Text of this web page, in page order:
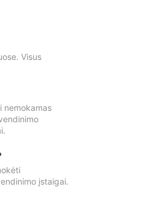
Visus
nemokamas
įstaigai.